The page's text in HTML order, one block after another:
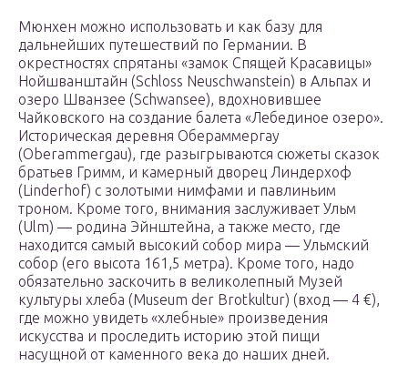
Мюнхен можно использовать и как базу для
дальнейших путешествий по Германии. В
окрестностях спрятаны «замок Спящей Красавицы»
Нойшванштайн (Schloss Neuschwanstein) в Альпах и
озеро Шванзее (Schwansee), вдохновившее
Чайковского на создание балета «Лебединое озеро».
Историческая деревня Обераммергау
(Oberammergau), где разыгрываются сюжеты сказок
братьев Гримм, и камерный дворец Линдерхоф
(Linderhof) с золотыми нимфами и павлиньим
троном. Кроме того, внимания заслуживает Ульм
(Ulm) — родина Эйнштейна, а также место, где
находится самый высокий собор мира — Ульмский
собор (его высота 161,5 метра). Кроме того, надо
обязательно заскочить в великолепный Музей
культуры хлеба (Museum der Brotkultur) (вход — 4 €),
где можно увидеть «хлебные» произведения
искусства и проследить историю этой пищи
насущной от каменного века до наших дней.